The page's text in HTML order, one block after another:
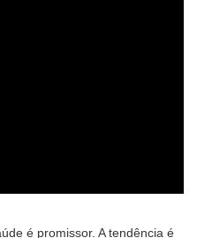
é promissor. A tendência é